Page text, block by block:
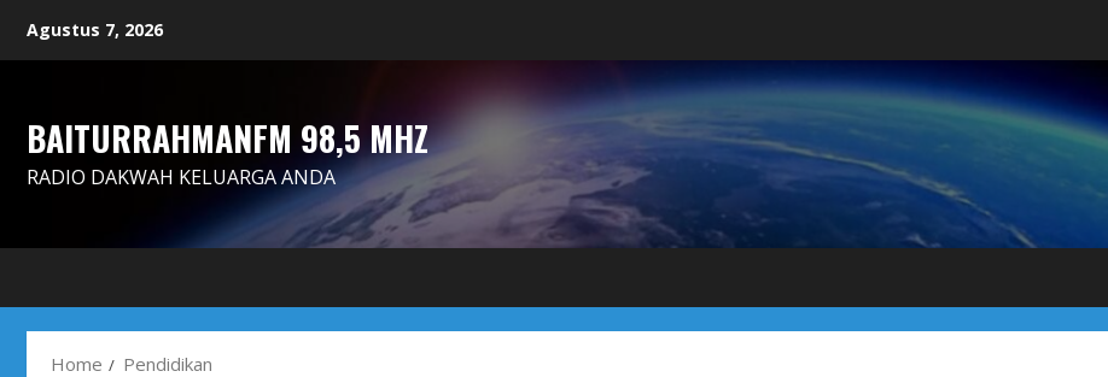
Agustus 7, 2026
BAITURRAHMANFM 98,5 MHZ
RADIO DAKWAH KELUARGA ANDA
Home Pendidikan